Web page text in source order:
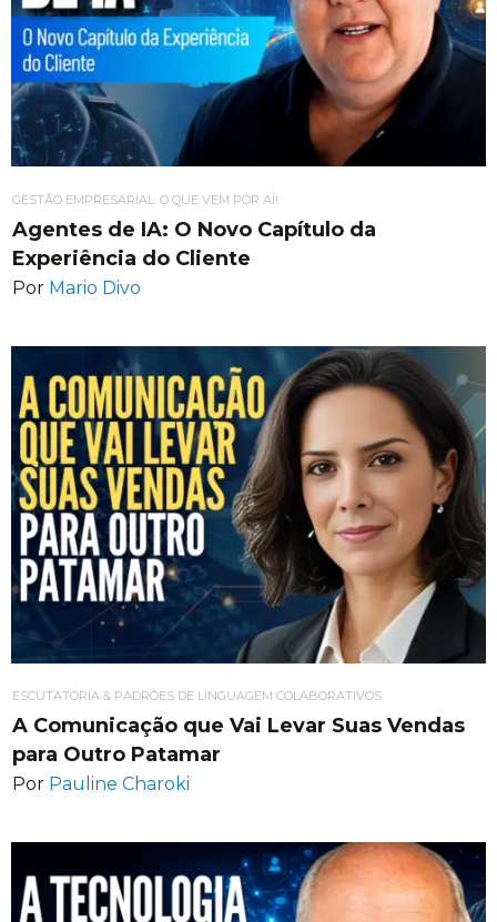
GESTÃO EMPRESARIAL: O QUE VEM POR AÍ!
Agentes de IA: O Novo Capítulo da
Experiência do Cliente
Por Mario Divo
ESCUTATÓRIA & PADRÕES DE LINGUAGEM COLABORATIVOS
A Comunicação que Vai Levar Suas Vendas
para Outro Patamar
Por Pauline Charoki